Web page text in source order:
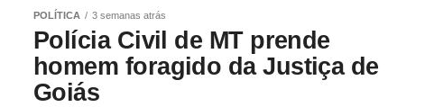
POLÍTICA 3 semanas atrás
Polícia Civil de MT prende
homem foragido da Justiça de
Goiás